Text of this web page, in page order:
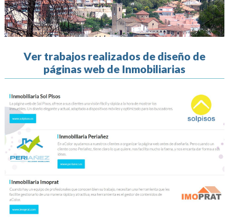
Ver trabajos realizados de diseño de
páginas web de Inmobiliarias